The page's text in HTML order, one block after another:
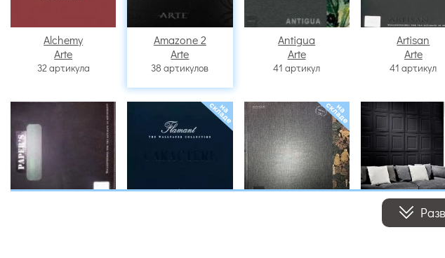
Alchemy
Arte
32 артикула
Amazone 2
Arte
38 артикулов
Antigua
Arte
41 артикул
Artisan
Arte
41 артикул
Eclipse
Arte